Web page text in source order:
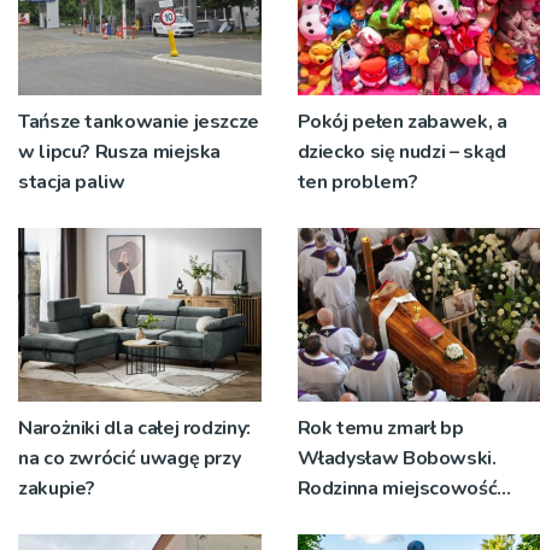
Tańsze tankowanie jeszcze
w lipcu? Rusza miejska
stacja paliw
Pokój pełen zabawek, a
dziecko się nudzi – skąd
ten problem?
Narożniki dla całej rodziny:
na co zwrócić uwagę przy
zakupie?
Rok temu zmarł bp
Władysław Bobowski.
Rodzinna miejscowość